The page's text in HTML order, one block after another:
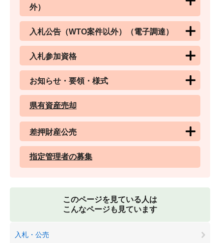
外）
入札公告（WTO案件以外）（電子調達）
入札参加資格
お知らせ・要領・様式
県有資産売却
差押財産公売
指定管理者の募集
このページを見ている人は
こんなページも見ています
入札・公売